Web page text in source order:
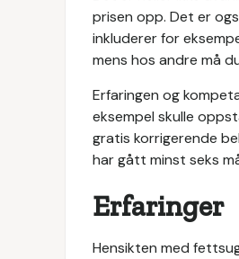
prisen opp. Det er
inkluderer for
mens hos andre må
Erfaringen og
eksempel skulle
gratis korrigerende
har gått minst seks
Erfaringer
Hensikten med